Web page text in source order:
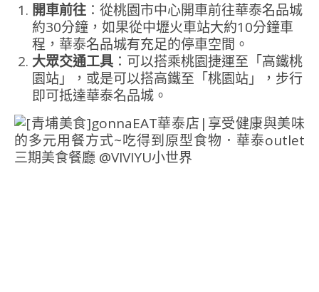
開車前往 ：從桃園市中心開車前往華泰名品城
約30分鐘，如果從中壢火車站大約10分鐘車
程，華泰名品城有充足的停車空間。
大眾交通工具 ：可以搭乘桃園捷運至「高鐵桃
園站」，或是可以搭高鐵至「桃園站」，步行
即可抵達華泰名品城。